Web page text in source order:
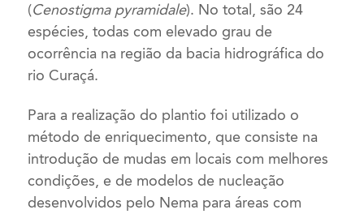
(Cenostigma pyramidale). No total, são 24
espécies, todas com elevado grau de
ocorrência na região da bacia hidrográfica do
rio Curaçá.
Para a realização do plantio foi utilizado o
método de enriquecimento, que consiste na
introdução de mudas em locais com melhores
condições, e de modelos de nucleação
desenvolvidos pelo Nema para áreas com